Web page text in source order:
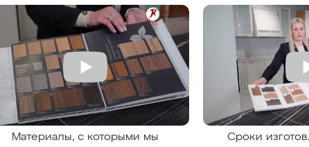
Материалы, с которыми мы
Сроки